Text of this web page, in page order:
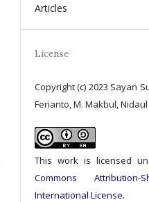
Articles
License
Copyright (c) 2023 Sayan
Ferianto, M. Makbul,
This work is licensed
Commons Attribution-
International License.